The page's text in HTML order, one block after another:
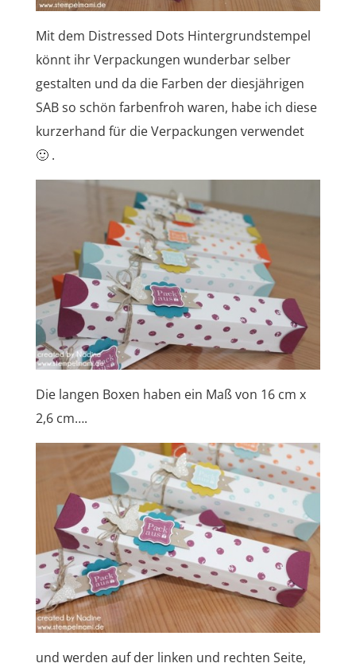
Mit dem Distressed Dots Hintergrundstempel
könnt ihr Verpackungen wunderbar selber
gestalten und da die Farben der diesjährigen
SAB so schön farbenfroh waren, habe ich diese
kurzerhand für die Verpackungen verwendet
🙂 .
Die langen Boxen haben ein Maß von 16 cm x
2,6 cm….
und werden auf der linken und rechten Seite,